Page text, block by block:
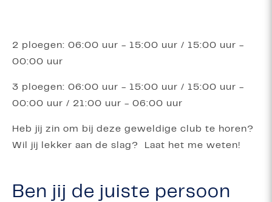
2 ploegen: 06:00 uur - 15:00 uur / 15:00 uur -
00:00 uur
3 ploegen: 06:00 uur - 15:00 uur / 15:00 uur -
00:00 uur / 21:00 uur - 06:00 uur
Heb jij zin om bij deze geweldige club te horen?
Wil jij lekker aan de slag? Laat het me weten!
Ben jij de juiste persoon